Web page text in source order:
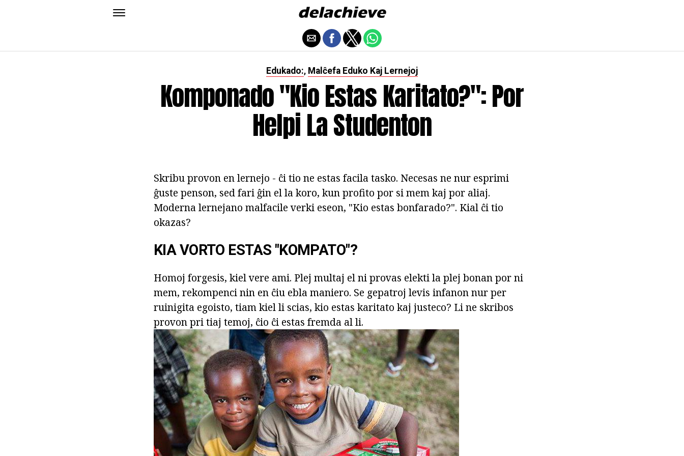
Edukado:, Malĉefa Eduko Kaj Lernejoj
Komponado "Kio Estas Karitato?": Por
Helpi La Studenton
Skribu provon en lernejo - ĉi tio ne estas facila tasko. Necesas ne nur esprimi
ĝuste penson, sed fari ĝin el la koro, kun profito por si mem kaj por aliaj.
Moderna lernejano malfacile verki eseon, "Kio estas bonfarado?". Kial ĉi tio
okazas?
KIA VORTO ESTAS "KOMPATO"?
Homoj forgesis, kiel vere ami. Plej multaj el ni provas elekti la plej bonan por ni
mem, rekompenci nin en ĉiu ebla maniero. Se gepatroj levis infanon nur per
ruinigita egoisto, tiam kiel li scias, kio estas karitato kaj justeco? Li ne skribos
provon pri tiaj temoj, ĉio ĉi estas fremda al li.